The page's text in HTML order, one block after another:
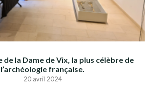
de la Dame de Vix, la plus célèbre de
l’archéologie française.
20 avril 2024